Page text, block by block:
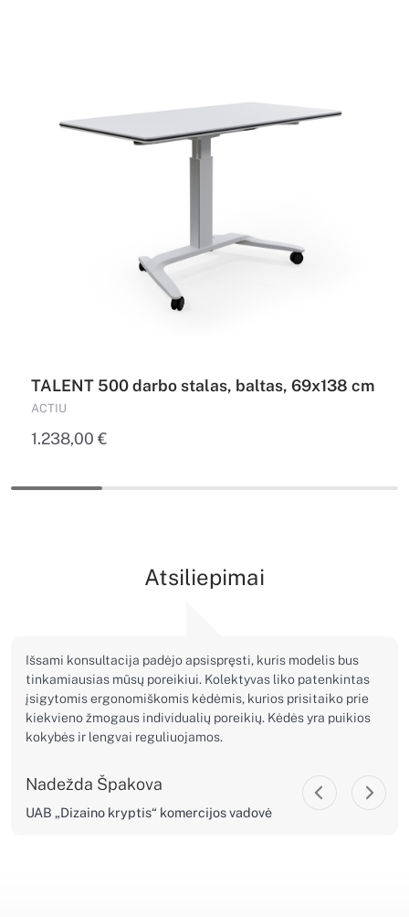
TALENT 500 darbo stalas, baltas, 69x138 cm
ACTIU
1.238,00 €
Atsiliepimai
Išsami konsultacija padėjo apsispręsti, kuris modelis bus
tinkamiausias mūsų poreikiui. Kolektyvas liko patenkintas
įsigytomis ergonomiškomis kėdėmis, kurios prisitaiko prie
kiekvieno žmogaus individualių poreikių. Kėdės yra puikios
kokybės ir lengvai reguliuojamos.
Nadežda Špakova
UAB „Dizaino kryptis“ komercijos vadovė